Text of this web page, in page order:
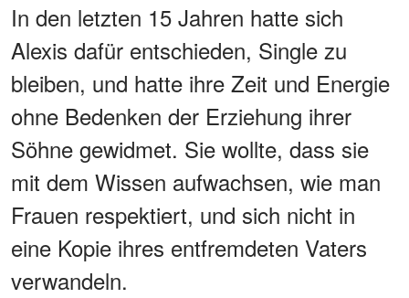
In den letzten 15 Jahren hatte sich
Alexis dafür entschieden, Single zu
bleiben, und hatte ihre Zeit und Energie
ohne Bedenken der Erziehung ihrer
Söhne gewidmet. Sie wollte, dass sie
mit dem Wissen aufwachsen, wie man
Frauen respektiert, und sich nicht in
eine Kopie ihres entfremdeten Vaters
verwandeln.